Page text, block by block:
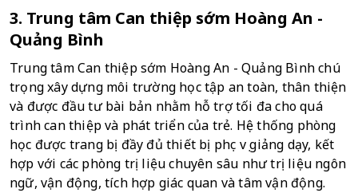
3. Trung tâm Can thiệp sớm Hoàng An -
Quảng Bình
Trung tâm Can thiệp sớm Hoàng An - Quảng Bình chú
trọng xây dựng môi trường học tập an toàn, thân thiện
và được đầu tư bài bản nhằm hỗ trợ tối đa cho quá
trình can thiệp và phát triển của trẻ. Hệ thống phòng
học được trang bị đầy đủ thiết bị phục vụ giảng dạy, kết
hợp với các phòng trị liệu chuyên sâu như trị liệu ngôn
ngữ, vận động, tích hợp giác quan và tâm vận động.